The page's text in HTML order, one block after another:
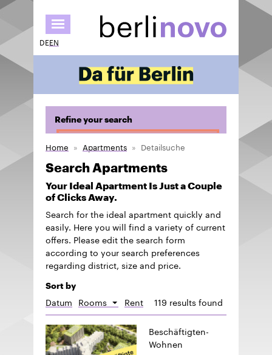
to
main
DEEN
Refine your search
Home Apartments Detailsuche
Search Apartments
Your Ideal Apartment Is Just a Couple
of Clicks Away.
Search for the ideal apartment quickly and
easily. Here you will find a variety of current
offers. Please edit the search form
according to your search preferences
regarding district, size and price.
Sort by
Datum Rooms Sort
descending
Rent 119 results found
Beschäftigten-
Wohnen